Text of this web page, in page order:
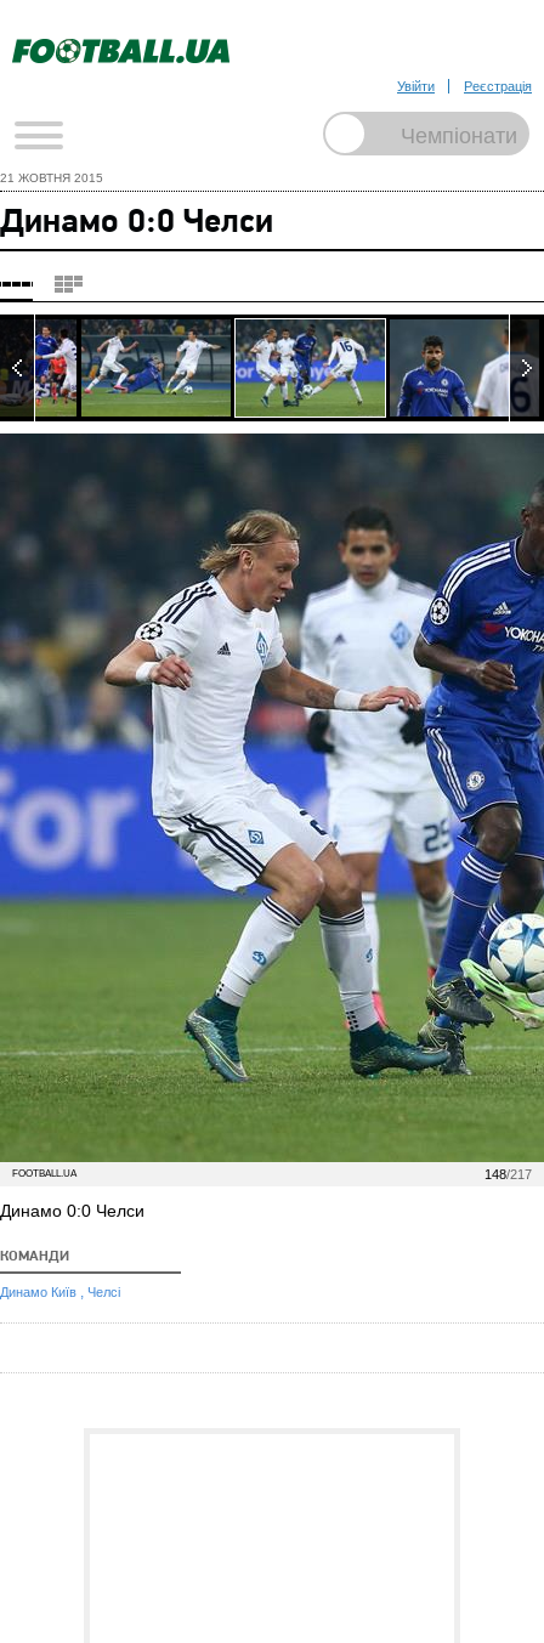
Увійти Реєстрація
21 ЖОВТНЯ 2015
Динамо 0:0 Челси
148/217
FOOTBALL.UA
Динамо 0:0 Челси
КОМАНДИ
Динамо Київ , Челсі